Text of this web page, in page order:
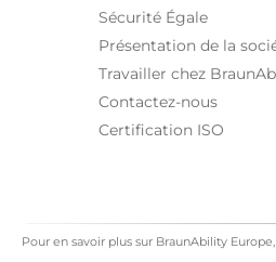
Sécurité Égale
Présentation de la
Travailler chez
Contactez-nous
Certification ISO
Pour en savoir plus sur BraunAbility